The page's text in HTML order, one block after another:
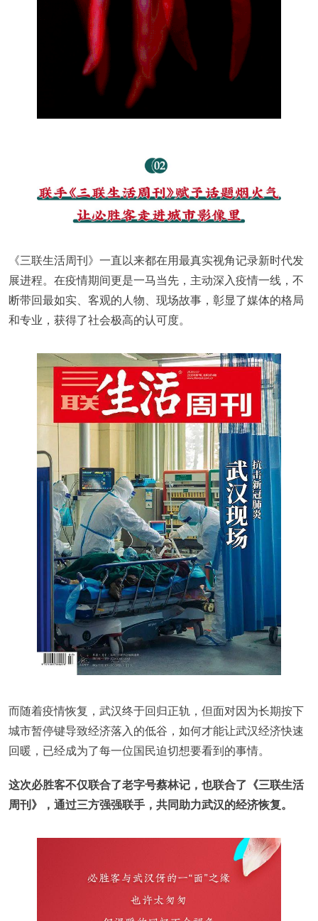
《三联生活周刊》一直以来都在用最真实视角记录新时代发
展进程。在疫情期间更是一马当先，主动深入疫情一线，不
断带回最如实、客观的人物、现场故事，彰显了媒体的格局
和专业，获得了社会极高的认可度。
而随着疫情恢复，武汉终于回归正轨，但面对因为长期按下
城市暂停键导致经济落入的低谷，如何才能让武汉经济快速
回暖，已经成为了每一位国民迫切想要看到的事情。
这次必胜客不仅联合了老字号蔡林记，也联合了《三联生活
周刊》，通过三方强强联手，共同助力武汉的经济恢复。